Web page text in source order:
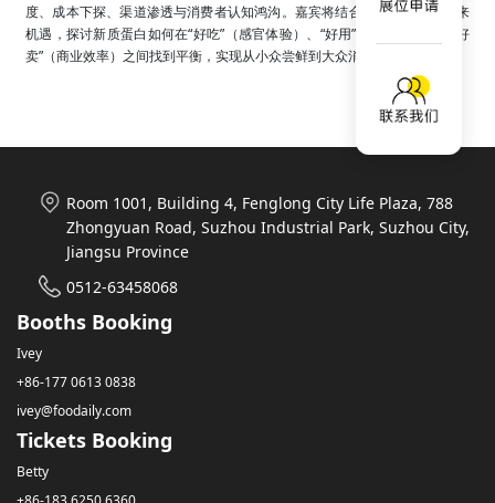
度、成本下探、渠道渗透与消费者认知鸿沟。嘉宾将结合产业链协同与未来
机遇，探讨新质蛋白如何在“好吃”（感官体验）、“好用”（功能价值）与“好
卖”（商业效率）之间找到平衡，实现从小众尝鲜到大众消费的落地增长。
Room 1001, Building 4, Fenglong City Life Plaza, 788
Zhongyuan Road, Suzhou Industrial Park, Suzhou City,
Jiangsu Province
0512-63458068
Booths Booking
Ivey
+86-177 0613 0838
ivey@foodaily.com
Tickets Booking
Betty